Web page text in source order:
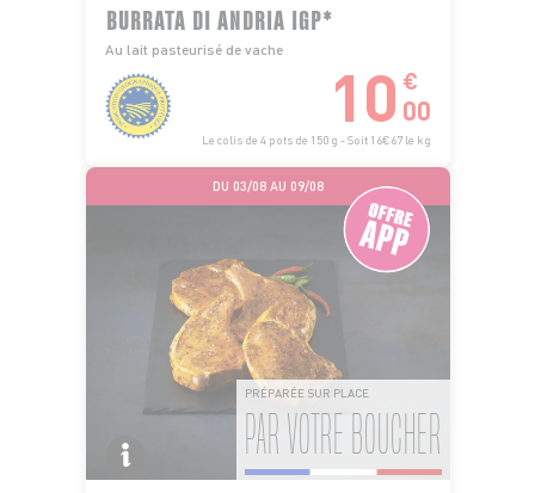
BURRATA DI ANDRIA IGP*
Au lait pasteurisé de vache
10 €
00
Le colis de 4 pots de 150 g - Soit 16€67 le kg
DU 03/08 AU 09/08
PRÉPARÉE SUR PLACE
PAR VOTRE BOUCHER